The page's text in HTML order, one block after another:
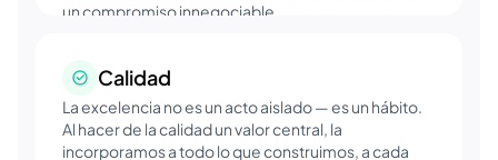
un compromiso innegociable.
Calidad
La excelencia no es un acto aislado — es un hábito.
Al hacer de la calidad un valor central, la
incorporamos a todo lo que construimos, a cada